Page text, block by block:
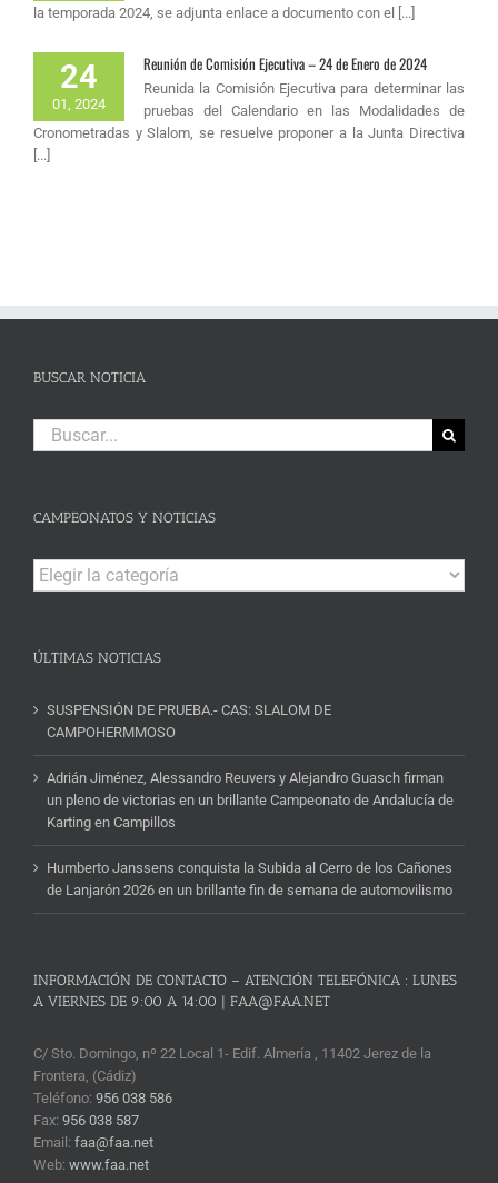
la temporada 2024, se adjunta enlace a documento con el [...]
24
01, 2024
Reunión de Comisión Ejecutiva – 24 de Enero de 2024
Reunida la Comisión Ejecutiva para determinar las
pruebas del Calendario en las Modalidades de
Cronometradas y Slalom, se resuelve proponer a la Junta Directiva
[...]
BUSCAR NOTICIA
Buscar:
CAMPEONATOS Y NOTICIAS
Campeonatos
y
ÚLTIMAS NOTICIAS
SUSPENSIÓN DE PRUEBA.- CAS: SLALOM DE
CAMPOHERMMOSO
Adrián Jiménez, Alessandro Reuvers y Alejandro Guasch firman
un pleno de victorias en un brillante Campeonato de Andalucía de
Karting en Campillos
Humberto Janssens conquista la Subida al Cerro de los Cañones
de Lanjarón 2026 en un brillante fin de semana de automovilismo
INFORMACIÓN DE CONTACTO – ATENCIÓN TELEFÓNICA : LUNES
A VIERNES DE 9:00 A 14:00 | FAA@FAA.NET
C/ Sto. Domingo, nº 22 Local 1- Edif. Almería , 11402 Jerez de la
Frontera, (Cádiz)
Teléfono: 956 038 586
Fax: 956 038 587
Email: faa@faa.net
Web: www.faa.net